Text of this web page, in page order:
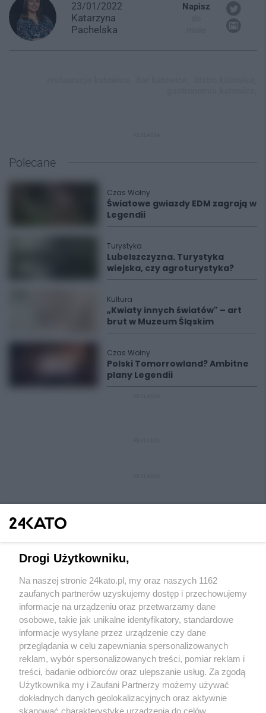
23/01/2022
Katarzyna
Pachelska
Napisz
Polecane
Czas Wolny
Światowe gwiazdy EDM zagrają w
Legendii
Turystyka
Lubelszczyzna. Turystyka
wiejska, czy agroturystyka?
Kultura
„Kwiaty innych światów" – art
brut w Muzeum Śląskim
Czas Wolny
Polski Tomorrowland? Ambitne
plany Legendii
Wydawca mediów lokalnych
Nie zapomnij
zapoznać się z:
polityką prywatności regulamin korzystania z portali
Twojemiasto
Piekary Śląskie
Skontakuj sięz nami
Kontakt
Drogi Użytkowniku,
Na naszej stronie 24kato.pl, my oraz naszych 1162
zaufanych partnerów uzyskujemy dostęp i przechowujemy
informacje na urządzeniu oraz przetwarzamy dane
osobowe, takie jak unikalne identyfikatory, standardowe
informacje wysyłane przez urządzenie czy dane
przeglądania w celu zapewniania spersonalizowanych
reklam, wybór spersonalizowanych treści, pomiar reklam i
treści, badanie odbiorców oraz ulepszanie usług. Za zgodą
Użytkownika my i Zaufani Partnerzy możemy używać
dokładnych danych geolokalizacyjnych oraz aktywnie
skanować charakterystykę urządzenia do celów